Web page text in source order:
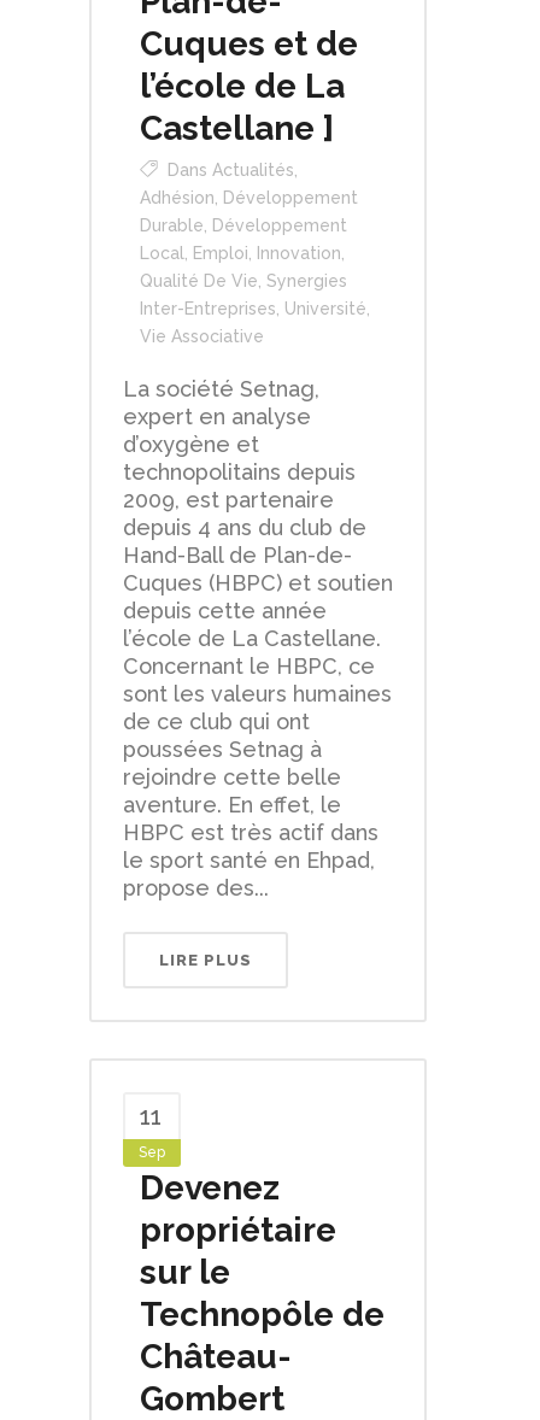
Cuques et de
l’école de La
Castellane ]
Dans Actualités
Adhésion Développement
Durable Développement
Local
Emploi Innovation
Qualité De Vie Synergies
Inter-Entreprises Université
Vie Associative
La société Setnag,
expert en analyse
d’oxygène et
technopolitains depuis
2009, est partenaire
depuis 4 ans du club de
Hand-Ball de Plan-de-
Cuques (HBPC) et soutien
depuis cette année
l’école de La Castellane.
Concernant le HBPC, ce
sont les valeurs humaines
de ce club qui ont
poussées Setnag à
rejoindre cette belle
aventure. En effet, le
HBPC est très actif dans
le sport santé en Ehpad,
propose des...
LIRE PLUS
11
Sep
Devenez
propriétaire
sur le
Technopôle de
Château-
Gombert